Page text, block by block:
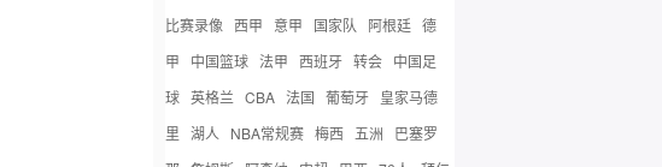
比赛录像 西甲 意甲 国家队 阿根廷 德
甲
中国篮球 法甲 西班牙 转会 中国足
球 英格兰 CBA 法国 葡萄牙 皇家马德
里 湖人 NBA常规赛 梅西 五洲
巴塞罗